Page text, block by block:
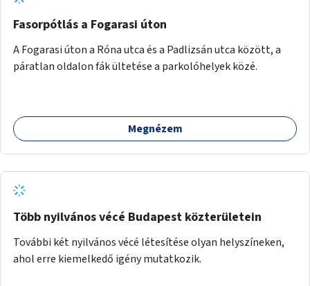
Fasorpótlás a Fogarasi úton
A Fogarasi úton a Róna utca és a Padlizsán utca között, a
páratlan oldalon fák ültetése a parkolóhelyek közé.
Megnézem
Több nyilvános vécé Budapest közterületein
További két nyilvános vécé létesítése olyan helyszíneken,
ahol erre kiemelkedő igény mutatkozik.